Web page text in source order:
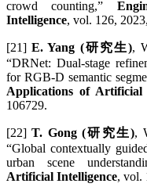
crowd counting,”
Intelligence, vol. 126,
[21]E. Yang (研究生),
“DRNet: Dual-stage
for RGB-D semantic
Applications of Artificial
106729.
[22]T. Gong (研究生),
“Global contextually
urban scene
Artificial Intelligence, vol.